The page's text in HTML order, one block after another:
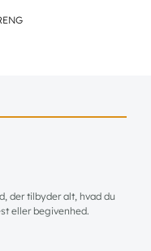
der tilbyder alt, hvad du
eller begivenhed.